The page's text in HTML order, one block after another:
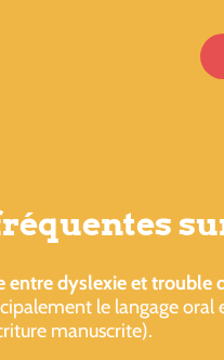
entre dyslexie et trouble
le langage
manuscrite).